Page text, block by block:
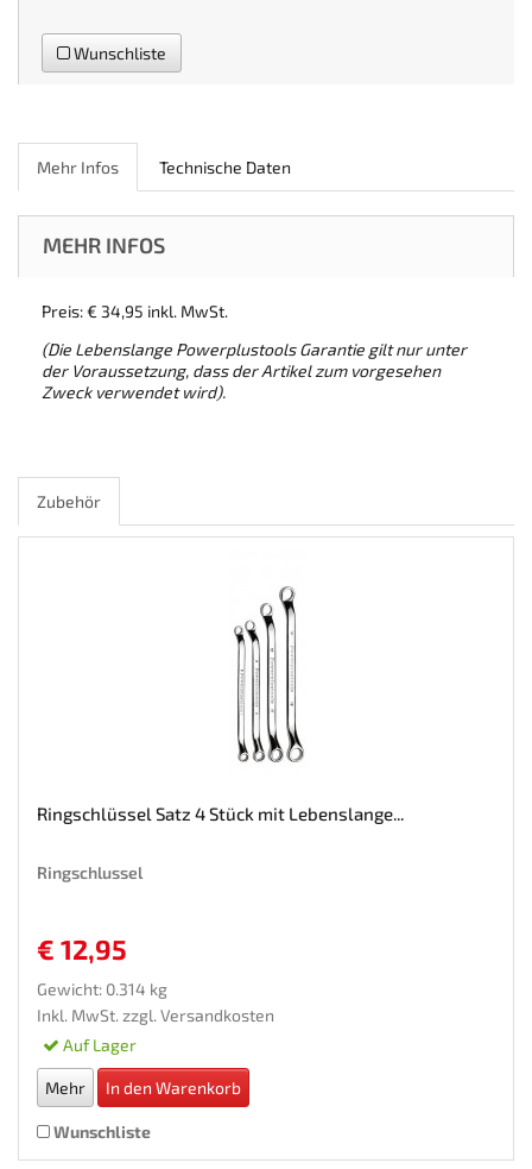
Wunschliste
Mehr Infos Technische Daten
MEHR INFOS
Preis: € 34,95 inkl. MwSt.
(Die Lebenslange Powerplustools Garantie gilt nur unter
der Voraussetzung, dass der Artikel zum vorgesehen
Zweck verwendet wird).
Zubehör
Ringschlüssel Satz 4 Stück mit Lebenslange...
Ringschlussel
€ 12,95
Gewicht: 0.314 kg
Inkl. MwSt. zzgl. Versandkosten
Auf Lager
Mehr In den Warenkorb
Wunschliste